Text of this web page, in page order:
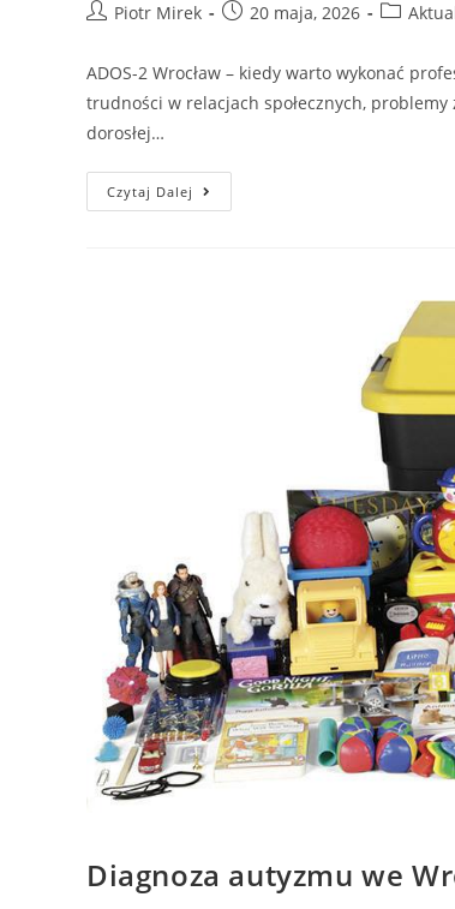
Piotr Mirek 20 maja, 2026
ADOS-2 Wrocław – kiedy warto wykonać
trudności w relacjach społecznych,
dorosłej…
Czytaj Dalej
Diagnoza autyzmu we